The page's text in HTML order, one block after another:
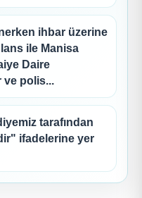
ihbar üzerine
ile Manisa
Daire
ve polis...
tarafından
ifadelerine yer